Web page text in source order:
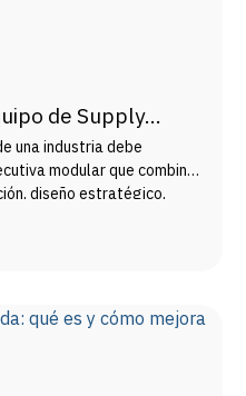
de Supply
de 4 meses
una industria debe
modular que combine
diseño estratégico,
proveedores.